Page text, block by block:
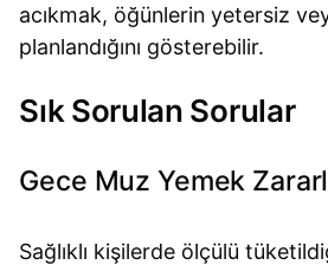
acıkmak, öğünlerin yetersiz
planlandığını gösterebilir.
Sık Sorulan Sorular
Gece Muz Yemek
Sağlıklı kişilerde ölçülü